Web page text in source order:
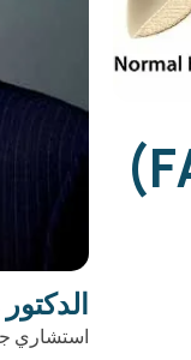
انضغاط الورك (انضغاط الفخذ والحُق - FAI)
استشاري